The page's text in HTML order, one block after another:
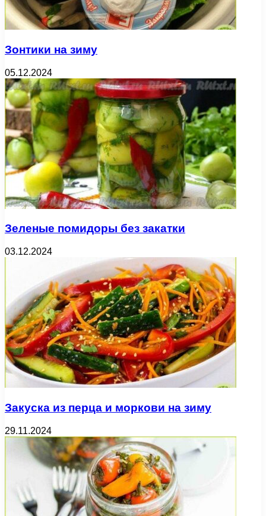
Зонтики на зиму
05.12.2024
Зеленые помидоры без закатки
03.12.2024
Закуска из перца и моркови на зиму
29.11.2024